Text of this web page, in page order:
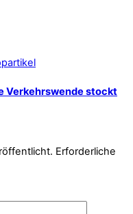
Verkehrswende stockt
Erforderliche